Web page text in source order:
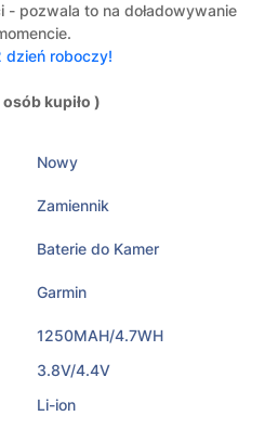
- pozwala to na doładowywanie
dzień roboczy!
osób kupiło )
Nowy
Zamiennik
Baterie do Kamer
Garmin
1250MAH/4.7WH
3.8V/4.4V
Li-ion